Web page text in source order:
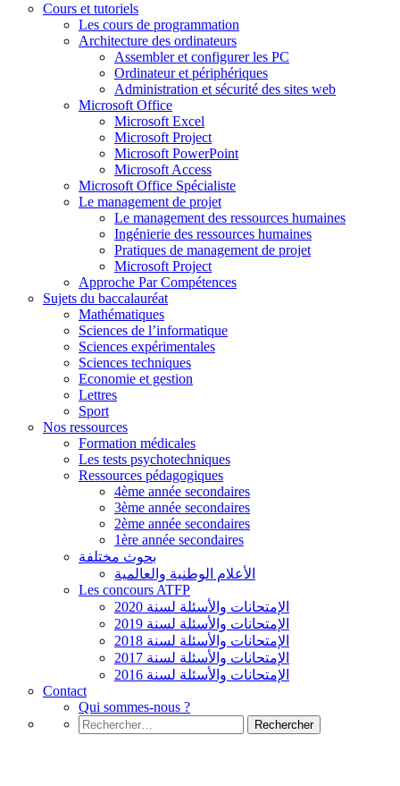
Cours et tutoriels
Les cours de programmation
Architecture des ordinateurs
Assembler et configurer les PC
Ordinateur et périphériques
Administration et sécurité des sites web
Microsoft Office
Microsoft Excel
Microsoft Project
Microsoft PowerPoint
Microsoft Access
Microsoft Office Spécialiste
Le management de projet
Le management des ressources humaines
Ingénierie des ressources humaines
Pratiques de management de projet
Microsoft Project
Approche Par Compétences
Sujets du baccalauréat
Mathématiques
Sciences de l’informatique
Sciences expérimentales
Sciences techniques
Economie et gestion
Lettres
Sport
Nos ressources
Formation médicales
Les tests psychotechniques
Ressources pédagogiques
4ème année secondaires
3ème année secondaires
2ème année secondaires
1ère année secondaires
بحوث مختلفة
الأعلام الوطنية والعالمية
Les concours ATFP
الإمتحانات والأسئلة لسنة 2020
الإمتحانات والأسئلة لسنة 2019
الإمتحانات والأسئلة لسنة 2018
الإمتحانات والأسئلة لسنة 2017
الإمتحانات والأسئلة لسنة 2016
Contact
Qui sommes-nous ?
Rechercher :